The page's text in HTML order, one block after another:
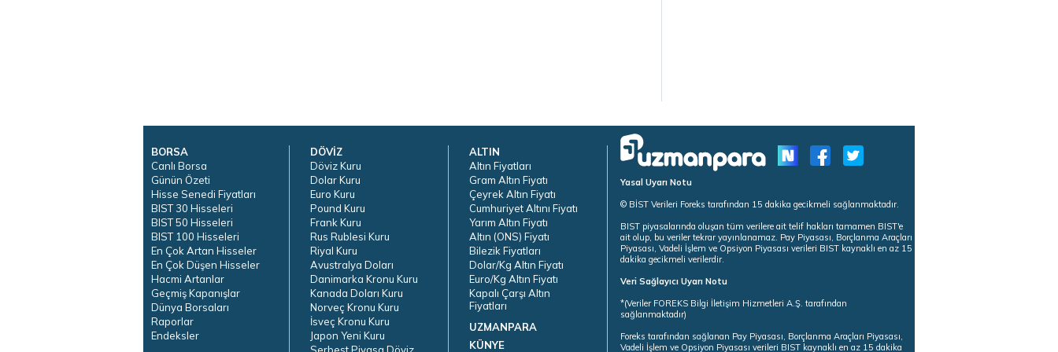
BORSA
Canlı Borsa
Günün Özeti
Hisse Senedi Fiyatları
BIST 30 Hisseleri
BIST 50 Hisseleri
BIST 100 Hisseleri
En Çok Artan Hisseler
En Çok Düşen Hisseler
Hacmi Artanlar
Geçmiş Kapanışlar
Dünya Borsaları
Raporlar
Endeksler
DÖVİZ
Döviz Kuru
Dolar Kuru
Euro Kuru
Pound Kuru
Frank Kuru
Rus Rublesi Kuru
Riyal Kuru
Avustralya Doları
Danimarka Kronu Kuru
Kanada Doları Kuru
Norveç Kronu Kuru
İsveç Kronu Kuru
Japon Yeni Kuru
Serbest Piyasa Döviz
ALTIN
Altın Fiyatları
Gram Altın Fiyatı
Çeyrek Altın Fiyatı
Cumhuriyet Altını Fiyatı
Yarım Altın Fiyatı
Altın (ONS) Fiyatı
Bilezik Fiyatları
Dolar/Kg Altın Fiyatı
Euro/Kg Altın Fiyatı
Kapalı Çarşı Altın
Fiyatları
UZMANPARA
KÜNYE
Yasal Uyarı Notu
© BİST Verileri Foreks tarafından 15 dakika gecikmeli sağlanmaktadır.
BIST piyasalarında oluşan tüm verilere ait telif hakları tamamen BIST'e
ait olup, bu veriler tekrar yayınlanamaz. Pay Piyasası, Borçlanma Araçları
Piyasası, Vadeli İşlem ve Opsiyon Piyasası verileri BIST kaynaklı en az 15
dakika gecikmeli verilerdir.
Veri Sağlayıcı Uyarı Notu
*(Veriler FOREKS Bilgi İletişim Hizmetleri A.Ş. tarafından
sağlanmaktadır)
Foreks tarafından sağlanan Pay Piyasası, Borçlanma Araçları Piyasası,
Vadeli İşlem ve Opsiyon Piyasası verileri BIST kaynaklı en az 15 dakika